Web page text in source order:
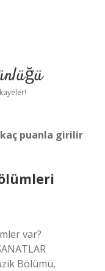
puanla girilir
var?
Bölümü,